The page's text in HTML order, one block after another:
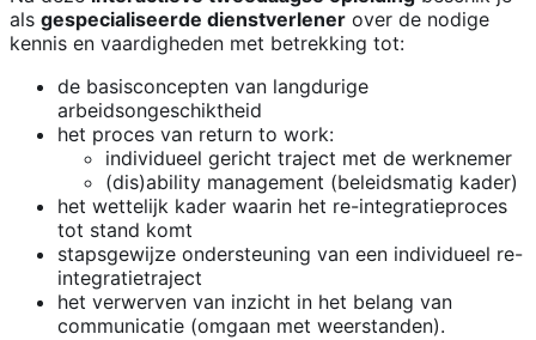
als gespecialiseerde dienstverlener over de nodige
kennis en vaardigheden met betrekking tot:
de basisconcepten van langdurige
arbeidsongeschiktheid
het proces van return to work:
individueel gericht traject met de werknemer
(dis)ability management (beleidsmatig kader)
het wettelijk kader waarin het re-integratieproces
tot stand komt
stapsgewijze ondersteuning van een individueel re-
integratietraject
het verwerven van inzicht in het belang van
communicatie (omgaan met weerstanden).